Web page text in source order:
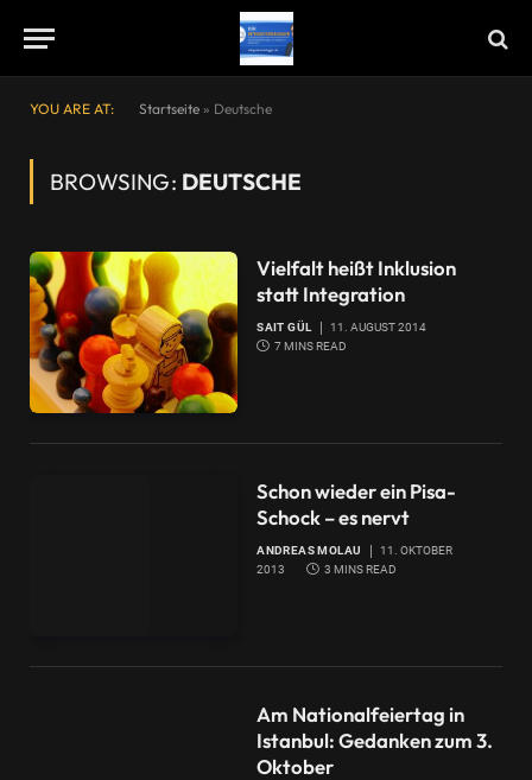
YOU ARE AT: Startseite » Deutsche
BROWSING: DEUTSCHE
Vielfalt heißt Inklusion
statt Integration
SAIT GÜL
11. AUGUST 2014
7 MINS READ
Schon wieder ein Pisa-
Schock – es nervt
ANDREAS MOLAU
11. OKTOBER
2013
3 MINS READ
Am Nationalfeiertag in
Istanbul: Gedanken zum 3.
Oktober